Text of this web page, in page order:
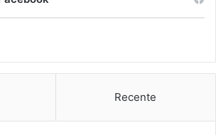
Recente